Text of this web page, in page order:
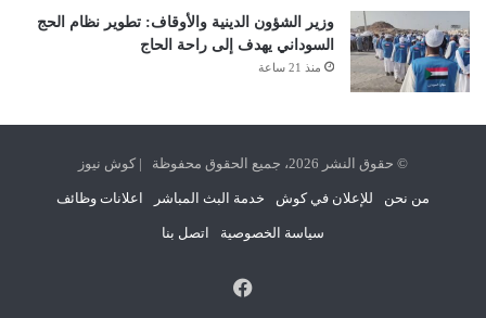
وزير الشؤون الدينية والأوقاف: تطوير نظام الحج
السوداني يهدف إلى راحة الحاج
منذ 21 ساعة
© حقوق النشر 2026، جميع الحقوق محفوظة | كوش نيوز
من نحن للإعلان في كوش خدمة البث المباشر اعلانات وظائف
سياسة الخصوصية اتصل بنا